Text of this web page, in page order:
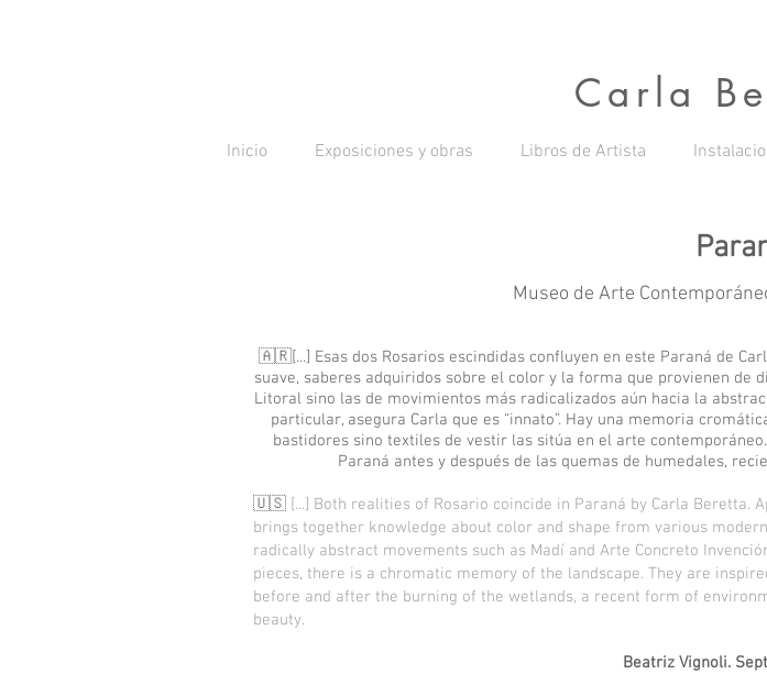
Carla
Inicio Exposiciones y obras Libros de Artista
Museo de Arte
🇦🇷[...] Esas dos Rosarios escindidas confluyen en este Paraná de
suave, saberes adquiridos sobre el color y la forma que provienen de
Litoral sino las de movimientos más radicalizados aún hacia la
particular, asegura Carla que es “innato”. Hay una memoria
bastidores sino textiles de vestir las sitúa en el arte
Paraná antes y después de las quemas de humedales,
🇺🇸 [...] Both realities of Rosario coincide in Paraná by Carla
brings together knowledge about color and shape from various
radically abstract movements such as Madí and Arte Concreto
pieces, there is a chromatic memory of the landscape. They are
before and after the burning of the wetlands, a recent form of
beauty.
Beatriz Vignoli.